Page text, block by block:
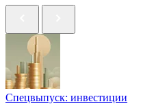
Спецвыпуск: инвестиции